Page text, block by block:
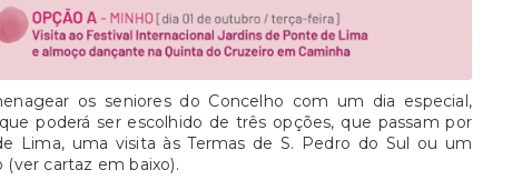
os seniores do Concelho com um dia especial,
poderá ser escolhido de três opções, que passam por
Lima, uma visita às Termas de S. Pedro do Sul ou um
cartaz em baixo).